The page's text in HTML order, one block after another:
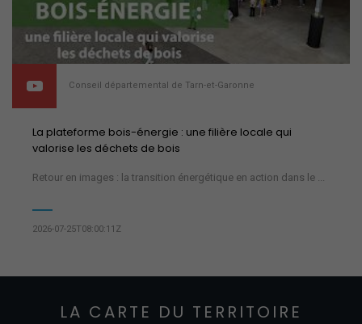
Conseil départemental de Tarn-et-Garonne
La plateforme bois-énergie : une filière locale qui
valorise les déchets de bois
Retour en images : la transition énergétique en action dans le ...
2026-07-25T08:00:11Z
LA CARTE DU TERRITOIRE